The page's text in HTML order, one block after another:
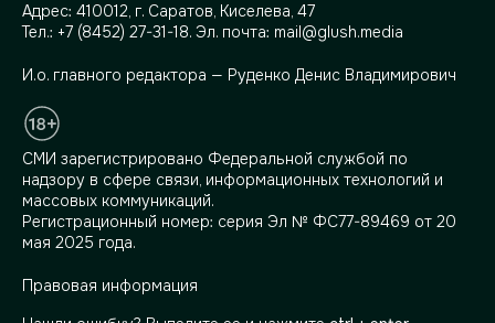
Адрес: 410012, г. Саратов, Киселева, 47
Тел.: +7 (8452) 27-31-18. Эл. почта: mail@glush.media
И.о. главного редактора — Руденко Денис Владимирович
СМИ зарегистрировано Федеральной службой по
надзору в сфере связи, информационных технологий и
массовых коммуникаций.
Регистрационный номер: серия Эл № ФС77-89469 от 20
мая 2025 года.
Правовая информация